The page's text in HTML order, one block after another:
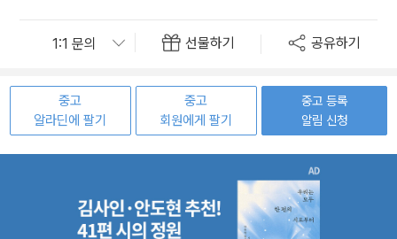
선물하기 공유하기
중고
알라딘에 팔기
중고
회원에게 팔기
중고 등록
알림 신청